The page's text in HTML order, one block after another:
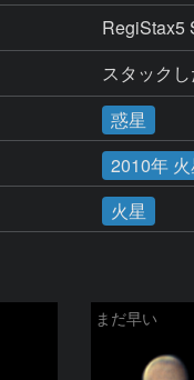
RegiStax5
スタック
惑星
2010年 火
火星
まだ早い